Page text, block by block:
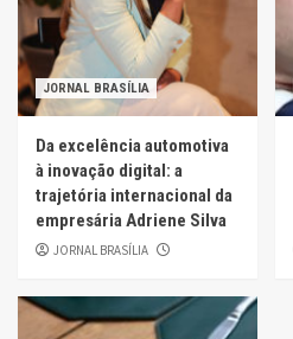
JORNAL BRASÍLIA
Da excelência automotiva
à inovação digital: a
trajetória internacional da
empresária Adriene Silva
JORNAL BRASÍLIA